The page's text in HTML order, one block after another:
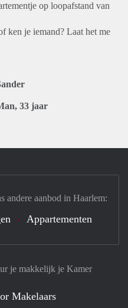
op loopafstand van
ken je iemand? Laat het me
33 jaar
je makkelijk je Kamer
Makelaars
andere aanbod in Haarlem:
Appartementen